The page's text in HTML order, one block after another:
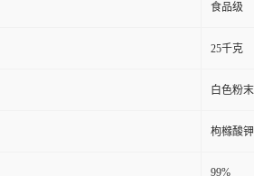
食品级
25千克
白色粉末
枸橼酸钾
99%